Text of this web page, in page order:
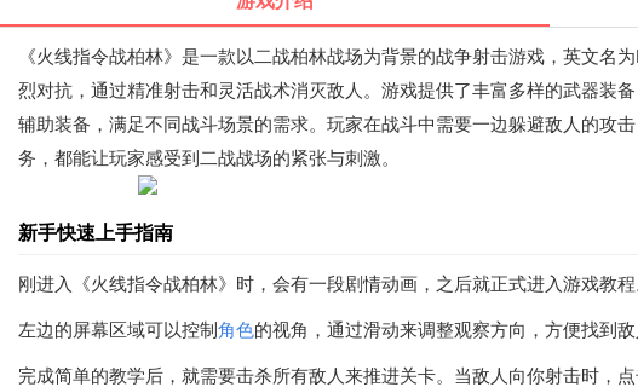
《火线指令战柏林》是一款以二战柏林战场为背景的战争射击游戏，英文
烈对抗，通过精准射击和灵活战术消灭敌人。游戏提供了丰富多样的武器装
辅助装备，满足不同战斗场景的需求。玩家在战斗中需要一边躲避敌人的攻
务，都能让玩家感受到二战战场的紧张与刺激。
新手快速上手指南
刚进入《火线指令战柏林》时，会有一段剧情动画，之后就正式进入游戏教
左边的屏幕区域可以控制 角色的视角，通过滑动来调整观察方向，方便找到
完成简单的教学后，就需要击杀所有敌人来推进关卡。当敌人向你射击时，